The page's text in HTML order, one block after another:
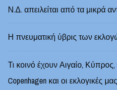
Ν.Δ. απειλείται από τα μικρά
Η πνευματική ύβρις των
Τι κοινό έχουν Αιγαίο, Κύπρος,
Copenhagen και οι εκλογικές